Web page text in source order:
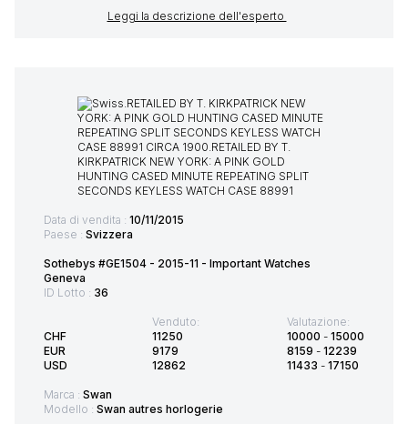
Leggi la descrizione dell'esperto
Data di vendita : 10/11/2015
Paese : Svizzera
Sothebys #GE1504 - 2015-11 - Important Watches
Geneva
ID Lotto : 36
CHF
EUR
USD
Venduto:
11250
9179
12862
Valutazione:
10000 - 15000
8159 - 12239
11433 - 17150
Marca : Swan
Modello : Swan autres horlogerie